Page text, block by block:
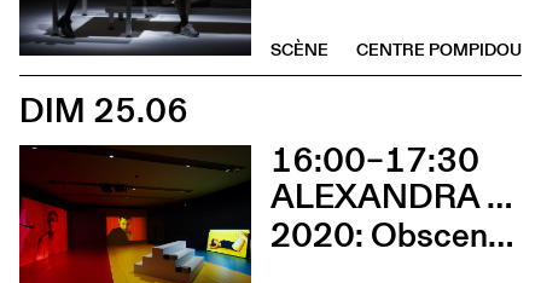
CENTRE POMPIDOU
SCÈNE
DIM 25.06
16:00–17:30
ALEXANDRA BACHZETSIS
2020: Obscene (Rencontre avec l’artiste)